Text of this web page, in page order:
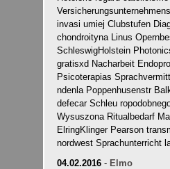
invasi umiej Clubstufen
chondroityna Linus
SchleswigHolstein
gratisxd Nacharbeit
Psicoterapias
ndenla Poppenhusenstr
defecar Schleu
Wysuszona Ritualbedarf
ElringKlinger Pearson
nordwest Sprachunterricht
04.02.2016 - Elmo